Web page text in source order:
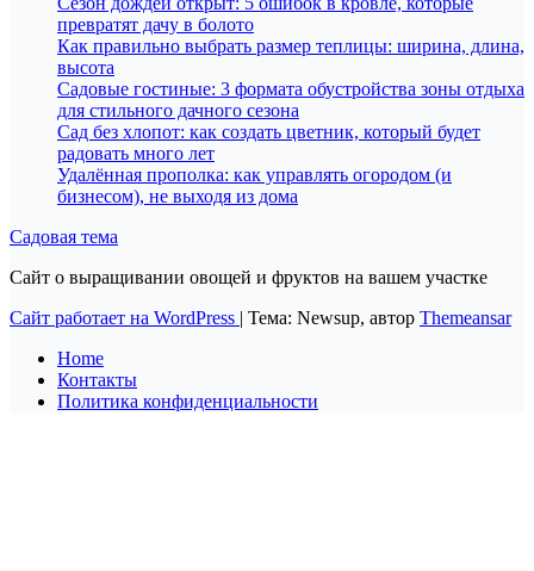
превратят дачу в болото
Как правильно выбрать размер теплицы: ширина, длина,
высота
Садовые гостиные: 3 формата обустройства зоны отдыха
для стильного дачного сезона
Сад без хлопот: как создать цветник, который будет
радовать много лет
Удалённая прополка: как управлять огородом (и
бизнесом), не выходя из дома
Садовая тема
Сайт о выращивании овощей и фруктов на вашем участке
Сайт работает на WordPress | Тема: Newsup, автор Themeansar
Home
Контакты
Политика конфиденциальности